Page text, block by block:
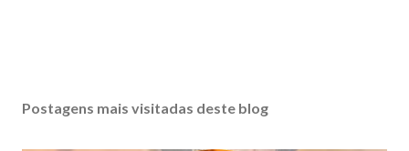
Postagens mais visitadas deste blog